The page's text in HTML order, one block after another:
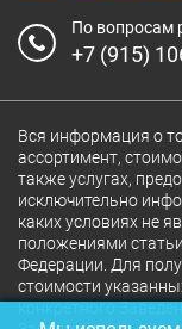
По вопросам
+7 (915)
Вся информация о
ассортимент,
также услугах,
исключительно
каких условиях не
положениями
Федерации. Для
стоимости
конкретного